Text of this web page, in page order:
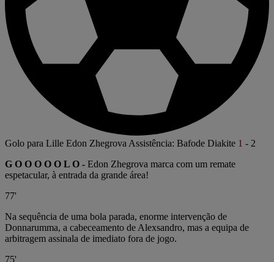
Golo para Lille Edon Zhegrova Assistência: Bafode Diakite 1 - 2
G O O O O O L O - Edon Zhegrova marca com um remate
espetacular, à entrada da grande área!
77'
Na sequência de uma bola parada, enorme intervenção de
Donnarumma, a cabeceamento de Alexsandro, mas a equipa de
arbitragem assinala de imediato fora de jogo.
75'